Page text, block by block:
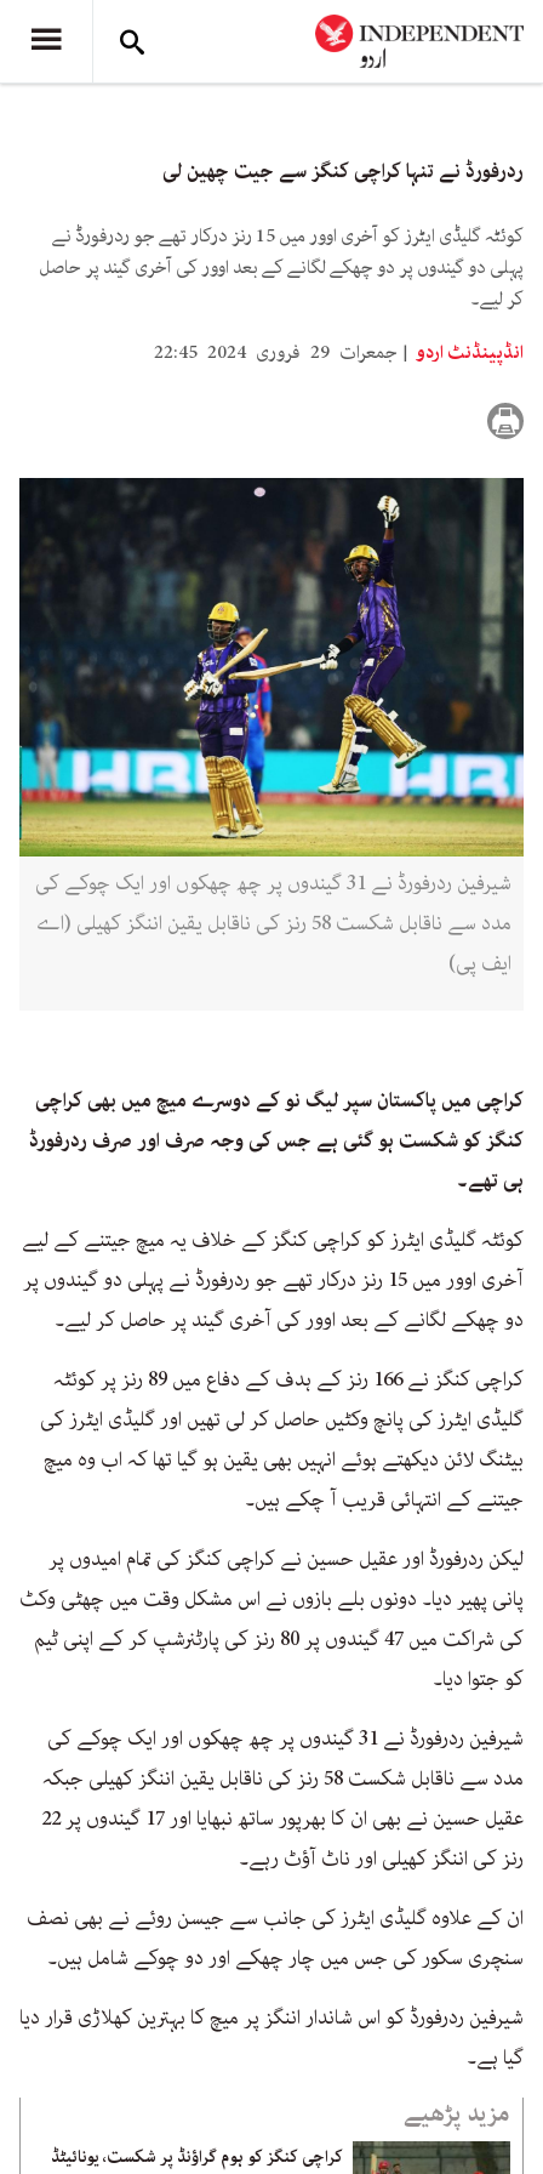
ردرفورڈ نے تنہا کراچی کنگز سے جیت چھین لی
کوئٹہ گلیڈی ایٹرز کو آخری اوور میں 15 رنز درکار تھے جو ردرفورڈ نے
پہلی دو گیندوں پر دو چھکے لگانے کے بعد اوور کی آخری گیند پر حاصل
کر لیے۔
انڈپینڈنٹ اردو
جمعرات 29 فروری 2024 22:45
شیرفین ردرفورڈ نے 31 گیندوں پر چھ چھکوں اور ایک چوکے کی
مدد سے ناقابل شکست 58 رنز کی ناقابل یقین اننگز کھیلی (اے
ایف پی)
کراچی میں پاکستان سپر لیگ نو کے دوسرے میچ میں بھی کراچی
کنگز کو شکست ہو گئی ہے جس کی وجہ صرف اور صرف ردرفورڈ
ہی تھے۔
کوئٹہ گلیڈی ایٹرز کو کراچی کنگز کے خلاف یہ میچ جیتنے کے لیے
آخری اوور میں 15 رنز درکار تھے جو ردرفورڈ نے پہلی دو گیندوں پر
دو چھکے لگانے کے بعد اوور کی آخری گیند پر حاصل کر لیے۔
کراچی کنگز نے 166 رنز کے ہدف کے دفاع میں 89 رنز پر کوئٹہ
گلیڈی ایٹرز کی پانچ وکٹیں حاصل کر لی تھیں اور گلیڈی ایٹرز کی
بیٹنگ لائن دیکھتے ہوئے انہیں بھی یقین ہو گیا تھا کہ اب وہ میچ
جیتنے کے انتہائی قریب آ چکے ہیں۔
لیکن ردرفورڈ اور عقیل حسین نے کراچی کنگز کی تمام امیدوں پر
پانی پھیر دیا۔ دونوں بلے بازوں نے اس مشکل وقت میں چھٹی وکٹ
کی شراکت میں 47 گیندوں پر 80 رنز کی پارٹنرشپ کر کے اپنی ٹیم
کو جتوا دیا۔
شیرفین ردرفورڈ نے 31 گیندوں پر چھ چھکوں اور ایک چوکے کی
مدد سے ناقابل شکست 58 رنز کی ناقابل یقین اننگز کھیلی جبکہ
عقیل حسین نے بھی ان کا بھرپور ساتھ نبھایا اور 17 گیندوں پر 22
رنز کی اننگز کھیلی اور ناٹ آؤٹ رہے۔
ان کے علاوہ گلیڈی ایٹرز کی جانب سے جیسن روئے نے بھی نصف
سنچری سکور کی جس میں چار چھکے اور دو چوکے شامل ہیں۔
شیرفین ردرفورڈ کو اس شاندار اننگز پر میچ کا بہترین کھلاڑی قرار دیا
گیا ہے۔
مزید پڑھیے
کراچی کنگز کو ہوم گراؤنڈ پر شکست، یونائیٹڈ